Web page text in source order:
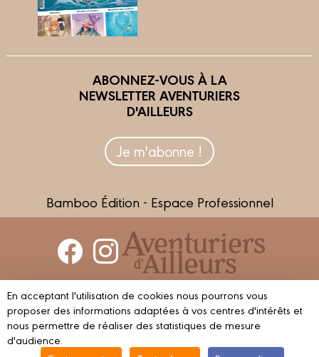
ABONNEZ-VOUS À LA
NEWSLETTER AVENTURIERS
D'AILLEURS
Je m'abonne !
Bamboo Édition - Espace Professionnel
Contactez-nous
Devenir partenaire
En acceptant l'utilisation de cookies nous pourrons vous
proposer des informations adaptées à vos centres d'intérêts et
nous permettre de réaliser des statistiques de mesure
d'audience.